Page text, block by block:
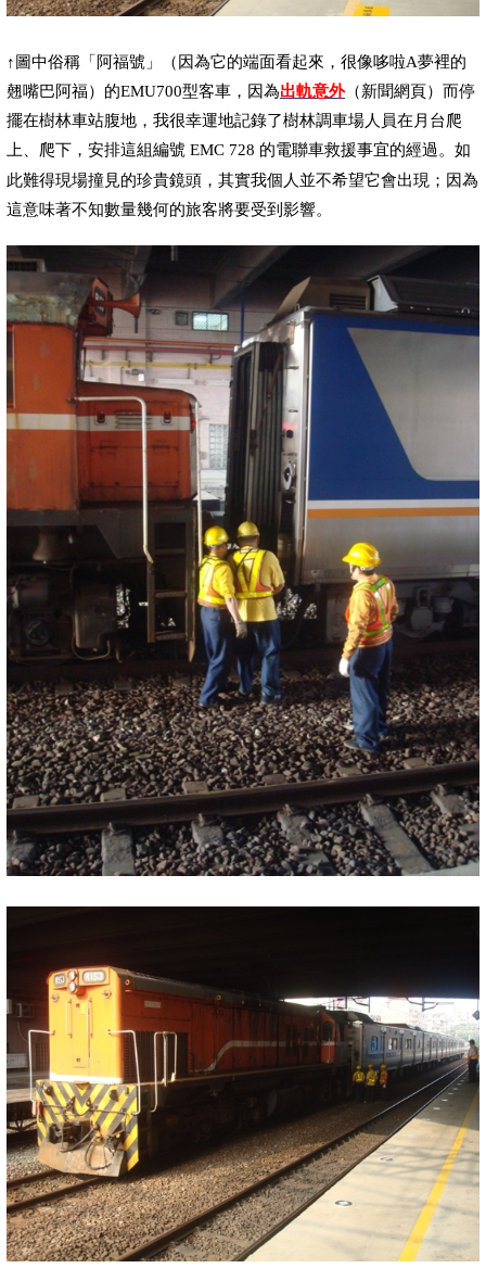
↑圖中俗稱「阿福號」（因為它的端面看起來，很像哆啦A夢裡的
翹嘴巴阿福）的EMU700型客車，因為出軌意外（新聞網頁）而停
擺在樹林車站腹地，我很幸運地記錄了樹林調車場人員在月台爬
上、爬下 ， 安排這組編號 EMC 728 的電聯車救援事宜的經過。如
此難得現場撞見的珍貴鏡頭，其實我個人並不希望它會出現；因為
這意味著不知數量幾何的旅客將要受到影響。